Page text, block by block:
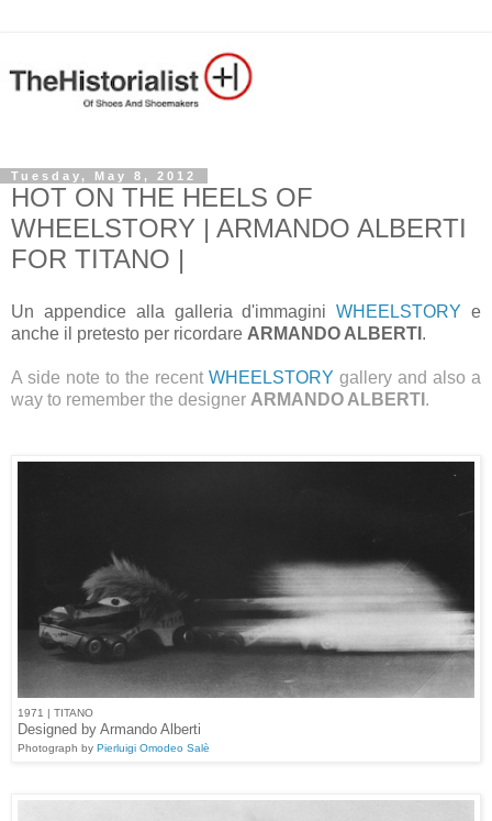
Tuesday, May 8, 2012
HOT ON THE HEELS OF
WHEELSTORY | ARMANDO ALBERTI
FOR TITANO |
Un appendice alla galleria d'immaginiWHEELSTORY e
anche il pretesto per ricordare ARMANDO ALBERTI .
A side note to the recent WHEELSTORY gallery and also a
way to remember the designer ARMANDO ALBERTI .
1971 | TITANO
Designed by Armando Alberti
Photograph by Pierluigi Omodeo Salè